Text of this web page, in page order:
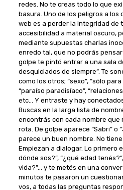
redes. No te creas todo lo que
basura. Uno de los peligros a los
web es a perder la integridad de
accesibilidad a material oscuro,
mediante supuestas charlas
enredo tal, que no podrás
golpe te pintó entrar a una sala
desquiciados de siempre”. Te
como los otros; “sexo”, “sólo para
“paraíso paradisíaco”,
etc… Y entraste y hay
Buscas en la larga lista de
encontrás con cada nombre que
rota. De golpe aparece “Sabri” o
parece un buen nombre. No
Empiezan a dialogar. Lo primero
dónde sos?”, “¿qué edad
vida?”… y te metés en una
minutos te pasaron un
vos, a todas las preguntas